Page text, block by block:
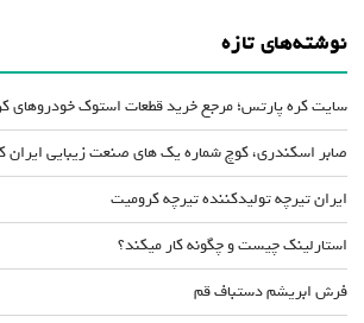
نوشته‌های تازه
سایت کره پارتس؛ مرجع خرید قطعات استوک خودروهای
صابر اسکندری، کوچ شماره یک های صنعت زیبایی
ایران تیرچه تولیدکننده تیرچه کرومیت
استارلینک چیست و چگونه کار میکند؟
فرش ابریشم دستباف قم